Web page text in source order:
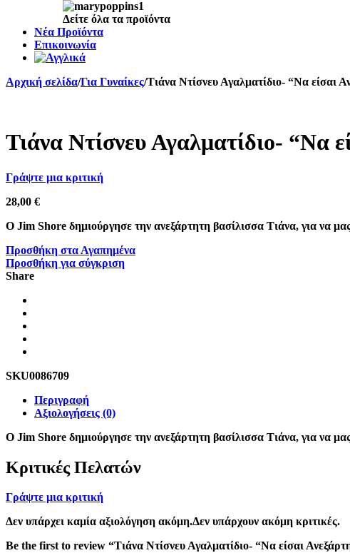
Δείτε όλα τα προϊόντα
Νέα Προϊόντα
Επικοινωνία
Αρχική σελίδα/Για Γυναίκες/Τιάνα Ντίσνευ Αγαλματίδιο- “Να είσαι
Τιάνα Ντίσνευ Αγαλματίδιο- “Να
Γράψτε μια κριτική
28,00 €
O Jim Shore δημιούργησε την ανεξάρτητη βασίλισσα Τιάνα, για να
Προσθήκη στα Αγαπημένα
Προσθήκη για σύγκριση
Share
SKU0086709
Περιγραφή
Αξιολογήσεις (0)
O Jim Shore δημιούργησε την ανεξάρτητη βασίλισσα Τιάνα, για να
Κριτικές Πελατών
Γράψτε μια κριτική
Δεν υπάρχει καμία αξιολόγηση ακόμη.Δεν υπάρχουν ακόμη κριτικές.
Be the first to review “Τιάνα Ντίσνευ Αγαλματίδιο- “Να είσαι